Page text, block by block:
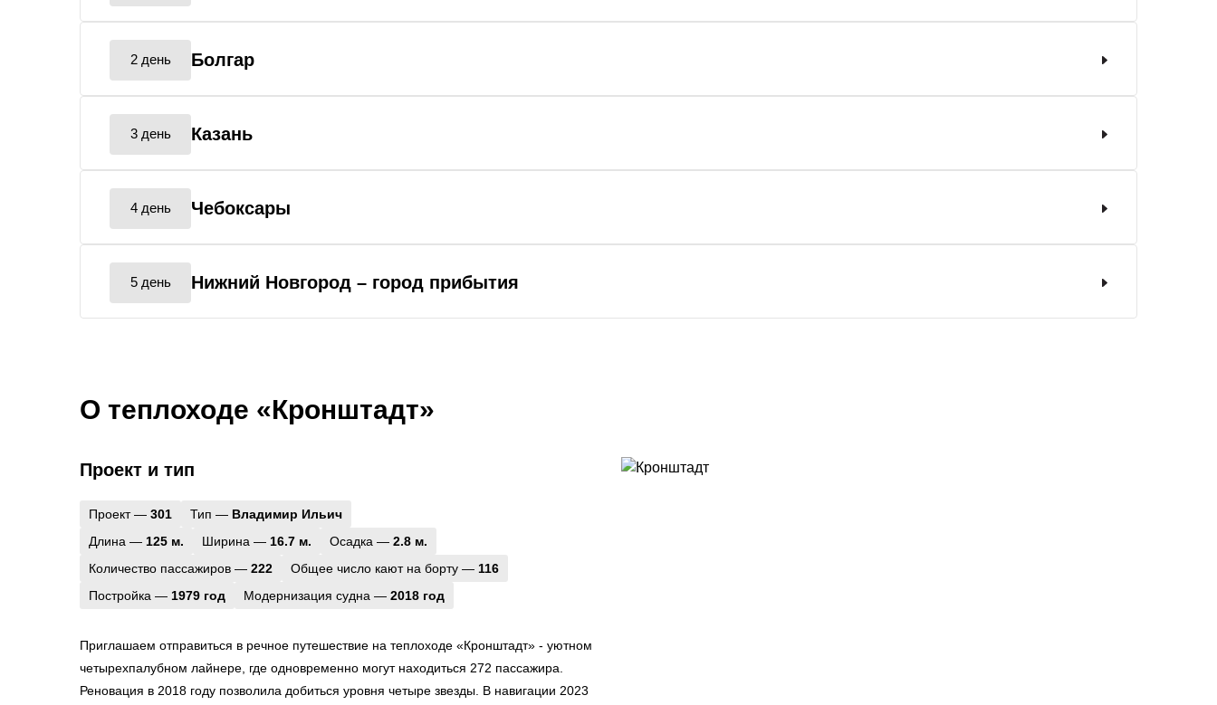
2 день Болгар
3 день Казань
4 день Чебоксары
5 день Нижний Новгород – город прибытия
О теплоходе «Кронштадт»
Проект и тип
Проект — 301 Тип — Владимир Ильич
Длина — 125 м. Ширина — 16.7 м. Осадка — 2.8 м.
Количество пассажиров — 222 Общее число кают на борту — 116
Постройка — 1979 год Модернизация судна — 2018 год
Приглашаем отправиться в речное путешествие на теплоходе «Кронштадт» - уютном
четырехпалубном лайнере, где одновременно могут находиться 272 пассажира.
Реновация в 2018 году позволила добиться уровня четыре звезды. В навигации 2023